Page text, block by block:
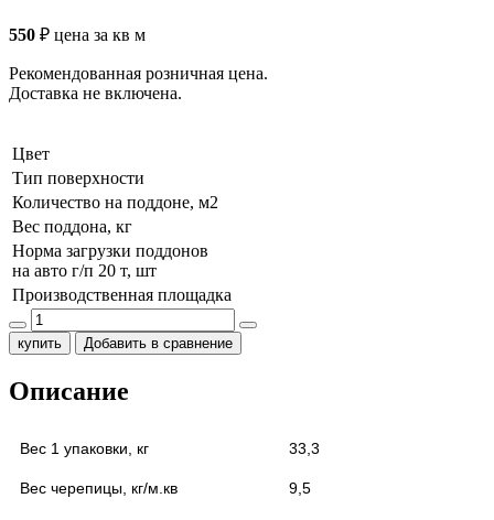
550 ₽ цена за кв м
Рекомендованная розничная цена.
Доставка не включена.
Цвет
Тип поверхности
Количество на поддоне, м2
Вес поддона, кг
Норма загрузки поддонов
на авто г/п 20 т, шт
Производственная площадка
купить Добавить в сравнение
Описание
Вес 1 упаковки, кг 33,3
Вес черепицы, кг/м.кв 9,5